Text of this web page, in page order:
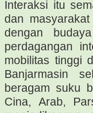
Interaksi itu
dan
dengan
perdagangan
mobilitas tinggi
Banjarmasin
beragam suku
Cina, Arab,